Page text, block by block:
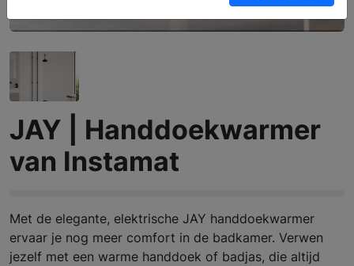
JAY | Handdoekwarmer
van Instamat
Met de elegante, elektrische JAY handdoekwarmer
ervaar je nog meer comfort in de badkamer. Verwen
jezelf met een warme handdoek of badjas, die altijd